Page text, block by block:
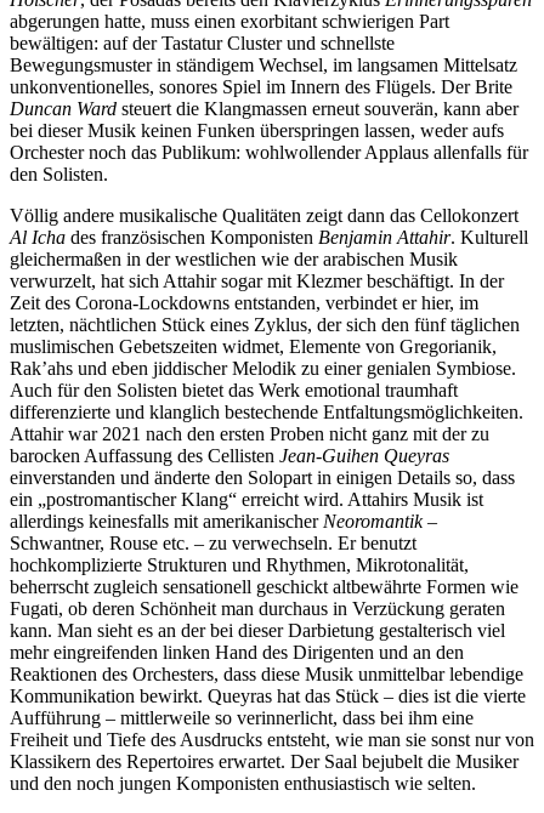
abgerungen hatte, muss einen exorbitant schwierigen Part
bewältigen: auf der Tastatur Cluster und schnellste
Bewegungsmuster in ständigem Wechsel, im langsamen Mittelsatz
unkonventionelles, sonores Spiel im Innern des Flügels. Der Brite
Duncan Ward steuert die Klangmassen erneut souverän, kann aber
bei dieser Musik keinen Funken überspringen lassen, weder aufs
Orchester noch das Publikum: wohlwollender Applaus allenfalls für
den Solisten.
Völlig andere musikalische Qualitäten zeigt dann das Cellokonzert
Al Icha des französischen Komponisten Benjamin Attahir. Kulturell
gleichermaßen in der westlichen wie der arabischen Musik
verwurzelt, hat sich Attahir sogar mit Klezmer beschäftigt. In der
Zeit des Corona-Lockdowns entstanden, verbindet er hier, im
letzten, nächtlichen Stück eines Zyklus, der sich den fünf täglichen
muslimischen Gebetszeiten widmet, Elemente von Gregorianik,
Rak’ahs und eben jiddischer Melodik zu einer genialen Symbiose.
Auch für den Solisten bietet das Werk emotional traumhaft
differenzierte und klanglich bestechende Entfaltungsmöglichkeiten.
Attahir war 2021 nach den ersten Proben nicht ganz mit der zu
barocken Auffassung des Cellisten Jean-Guihen Queyras
einverstanden und änderte den Solopart in einigen Details so, dass
ein „postromantischer Klang“ erreicht wird. Attahirs Musik ist
allerdings keinesfalls mit amerikanischer Neoromantik–
Schwantner, Rouse etc. – zu verwechseln. Er benutzt
hochkomplizierte Strukturen und Rhythmen, Mikrotonalität,
beherrscht zugleich sensationell geschickt altbewährte Formen wie
Fugati, ob deren Schönheit man durchaus in Verzückung geraten
kann. Man sieht es an der bei dieser Darbietung gestalterisch viel
mehr eingreifenden linken Hand des Dirigenten und an den
Reaktionen des Orchesters, dass diese Musik unmittelbar lebendige
Kommunikation bewirkt. Queyras hat das Stück – dies ist die vierte
Aufführung – mittlerweile so verinnerlicht, dass bei ihm eine
Freiheit und Tiefe des Ausdrucks entsteht, wie man sie sonst nur von
Klassikern des Repertoires erwartet. Der Saal bejubelt die Musiker
und den noch jungen Komponisten enthusiastisch wie selten.